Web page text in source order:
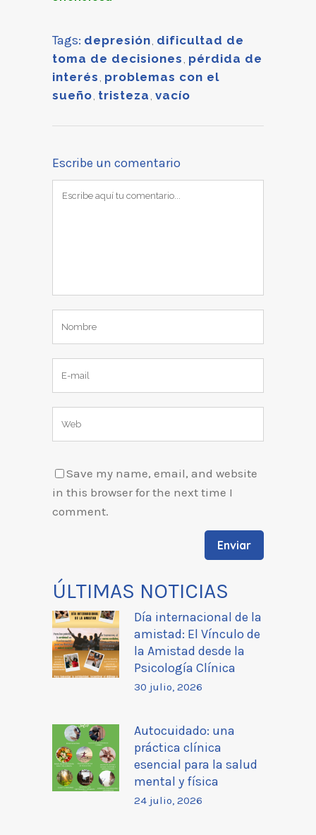
Tags: depresión dificultad de
toma de decisiones pérdida de
interés problemas con el
sueño tristeza vacío
Escribe un comentario
Save my name, email, and website
in this browser for the next time I
comment.
ÚLTIMAS NOTICIAS
Día internacional de la
amistad: El Vínculo de
la Amistad desde la
Psicología Clínica
30 julio, 2026
Autocuidado: una
práctica clínica
esencial para la salud
mental y física
24 julio, 2026